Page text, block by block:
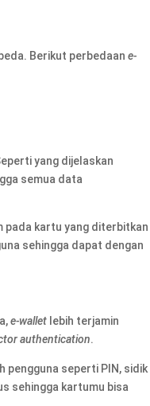
Berikut perbedaane-
yang dijelaskan
semua data
pada kartu yang diterbitkan
sehingga dapat dengan
e-wallet lebih terjamin
authentication.
pengguna seperti PIN, sidik
sehingga kartumu bisa